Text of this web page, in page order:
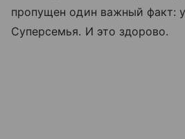
пропущен один важный факт:
Суперсемья. И это здорово.